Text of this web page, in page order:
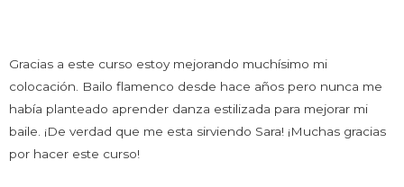
Gracias a este curso estoy mejorando muchísimo mi
colocación. Bailo flamenco desde hace años pero nunca me
había planteado aprender danza estilizada para mejorar mi
baile. ¡De verdad que me esta sirviendo Sara! ¡Muchas gracias
por hacer este curso!